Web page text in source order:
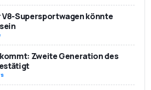
Supersportwagen könnte
kommt: Zweite Generation des